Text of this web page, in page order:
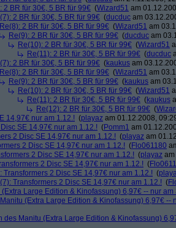
2 BR für 30€, 5 BR für 99€ (Wizard51 am
2 BR für 30€, 5 BR für 99€ (ducduc am
Re(8): 2 BR für 30€, 5 BR für 99€ (Wizard51 am
Re(9): 2 BR für 30€, 5 BR für 99€ (ducduc am
Re(10): 2 BR für 30€, 5 BR für 99€ (Wizard51
Re(11): 2 BR für 30€, 5 BR für 99€ (ducduc
2 BR für 30€, 5 BR für 99€ (kaukus am
Re(8): 2 BR für 30€, 5 BR für 99€ (Wizard51 am
Re(9): 2 BR für 30€, 5 BR für 99€ (kaukus am
Re(10): 2 BR für 30€, 5 BR für 99€ (Wizard51
Re(11): 2 BR für 30€, 5 BR für 99€ (kaukus
Re(12): 2 BR für 30€, 5 BR für 99€ (
14,97€ nur am 1.12.! (playaz am 01.12.2008,
SE 14,97€ nur am 1.12.! (Pomm1 am
2 Disc SE 14,97€ nur am 1.12.! (playaz am
2 Disc SE 14,97€ nur am 1.12.! (Flo061180
2 Disc SE 14,97€ nur am 1.12.! (playaz
2 Disc SE 14,97€ nur am 1.12.! (
Transformers 2 Disc SE 14,97€ nur am 1.12.! (
Transformers 2 Disc SE 14,97€ nur am 1.12.! (
Large Edition & Kinofassung) 6,97€ -- nur am
(Extra Large Edition & Kinofassung) 6,97€ --
des Manitu (Extra Large Edition & Kinofassung)